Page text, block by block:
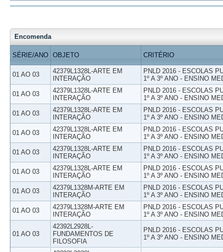
Encomenda
SÉRIE/ANO OBJETO CRITÉRIO
01 AO 03
42379L1328L-ARTE EM
INTERAÇÃO
PNLD 2016 - ESCOLAS
1º A 3º ANO - ENSINO
01 AO 03
42379L1328L-ARTE EM
INTERAÇÃO
PNLD 2016 - ESCOLAS
1º A 3º ANO - ENSINO
01 AO 03
42379L1328L-ARTE EM
INTERAÇÃO
PNLD 2016 - ESCOLAS
1º A 3º ANO - ENSINO
01 AO 03
42379L1328L-ARTE EM
INTERAÇÃO
PNLD 2016 - ESCOLAS
1º A 3º ANO - ENSINO
01 AO 03
42379L1328L-ARTE EM
INTERAÇÃO
PNLD 2016 - ESCOLAS
1º A 3º ANO - ENSINO
01 AO 03
42379L1328L-ARTE EM
INTERAÇÃO
PNLD 2016 - ESCOLAS
1º A 3º ANO - ENSINO
01 AO 03
42379L1328M-ARTE EM
INTERAÇÃO
PNLD 2016 - ESCOLAS
1º A 3º ANO - ENSINO
01 AO 03
42379L1328M-ARTE EM
INTERAÇÃO
PNLD 2016 - ESCOLAS
1º A 3º ANO - ENSINO
01 AO 03
42392L2928L-
FUNDAMENTOS DE
FILOSOFIA
PNLD 2016 - ESCOLAS
1º A 3º ANO - ENSINO